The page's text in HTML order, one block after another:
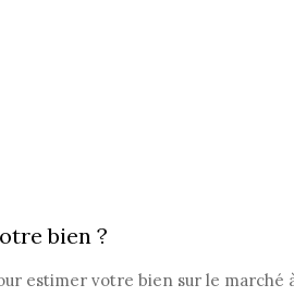
bien ?
estimer votre bien sur le marché